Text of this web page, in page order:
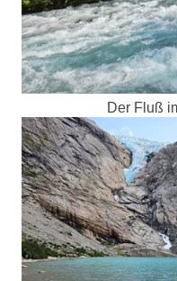
Der Fluß